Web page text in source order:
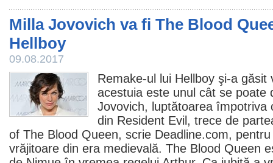
Milla Jovovich va fi The Blood
Hellboy
09.08.2017
Remake-ul lui Hellboy şi-a găsit
acestuia este unul cât se poate
Jovovich, luptătoarea împotriva
din Resident Evil, trece de
of The Blood Queen, scrie Deadline.com,
vrăjitoare din era medievală. The Blood Queen